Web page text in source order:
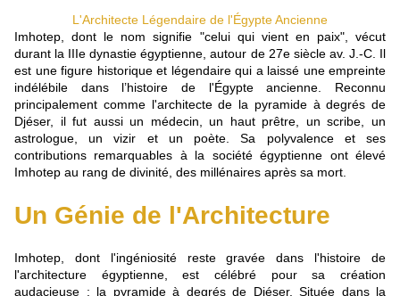
L'Architecte Légendaire de l'Égypte Ancienne
Imhotep, dont le nom signifie "celui qui vient en paix", vécut
durant la IIIe dynastie égyptienne, autour de 27e siècle av. J.-C. Il
est une figure historique et légendaire qui a laissé une empreinte
indélébile dans l’histoire de l'Égypte ancienne. Reconnu
principalement comme l'architecte de la pyramide à degrés de
Djéser, il fut aussi un médecin, un haut prêtre, un scribe, un
astrologue, un vizir et un poète. Sa polyvalence et ses
contributions remarquables à la société égyptienne ont élevé
Imhotep au rang de divinité, des millénaires après sa mort.
Un Génie de l'Architecture
Imhotep, dont l'ingéniosité reste gravée dans l'histoire de
l'architecture égyptienne, est célébré pour sa création
audacieuse : la pyramide à degrés de Djéser. Située dans la